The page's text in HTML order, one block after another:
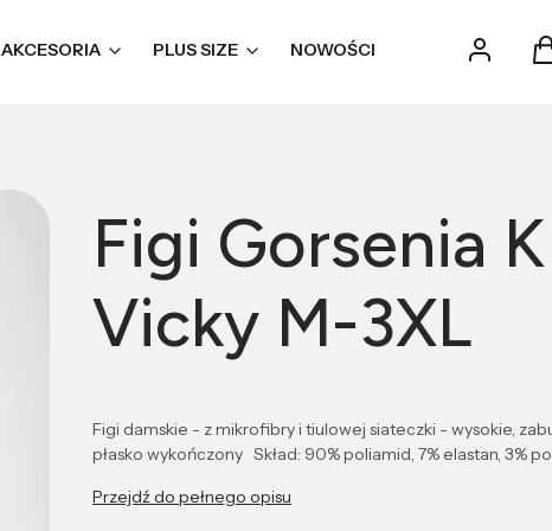
AKCESORIA PLUS SIZE NOWOŚCI Zaloguj się
Figi Gorsenia
Vicky M-3XL
Figi damskie - z mikrofibry i tiulowej siateczki - wysokie,
płasko wykończony Skład: 90% poliamid, 7% elastan, 3%
Przejdź do pełnego opisu